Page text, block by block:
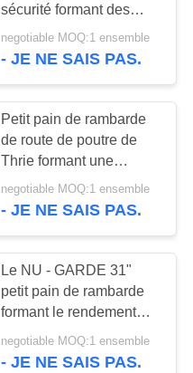
sécurité formant des
vagues de la machine
deux
negotiable MOQ:1 ensemble
- JE NE SAIS PAS.
Petit pain de rambarde
de route de poutre de
Thrie formant une
résistance plus à haute
impression de machine
negotiable MOQ:1 ensemble
- JE NE SAIS PAS.
Le NU - GARDE 31"
petit pain de rambarde
formant le rendement
élevé de machine 10 -
15m/minute
negotiable MOQ:1 ensemble
- JE NE SAIS PAS.